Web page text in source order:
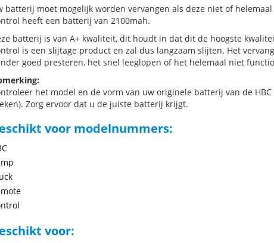
batterij moet mogelijk worden vervangen als deze niet of
heeft een batterij van 2100mah.
batterij is van A+ kwaliteit, dit houdt in dat dit de hoogste
is een slijtage product en zal dus langzaam slijten. Het
goed presteren, het snel leeglopen of het helemaal niet
het model en de vorm van uw originele batterij van de
Zorg ervoor dat u de juiste batterij krijgt.
voor modelnummers:
voor: